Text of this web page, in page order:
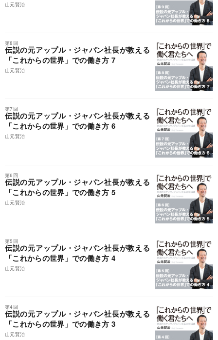
山元賢治
第8回
伝説の元アップル・ジャパン社長が教える
「これからの世界」での働き方 7
山元賢治
第7回
伝説の元アップル・ジャパン社長が教える
「これからの世界」での働き方 6
山元賢治
第6回
伝説の元アップル・ジャパン社長が教える
「これからの世界」での働き方 5
山元賢治
第5回
伝説の元アップル・ジャパン社長が教える
「これからの世界」での働き方 4
山元賢治
第4回
伝説の元アップル・ジャパン社長が教える
「これからの世界」での働き方 3
山元賢治